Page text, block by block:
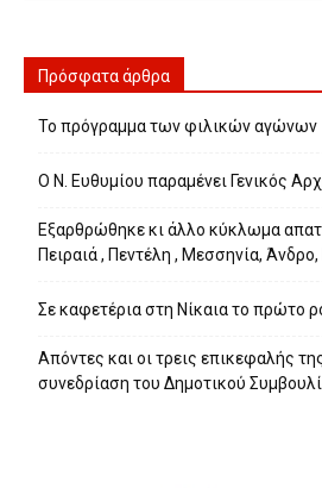
Πρόσφατα άρθρα
Το πρόγραμμα των φιλικών αγώνων
Ο Ν. Ευθυμίου παραμένει Γενικός
Εξαρθρώθηκε κι άλλο κύκλωμα
Πειραιά , Πεντέλη , Μεσσηνία, Άνδρο,
Σε καφετέρια στη Νίκαια το πρώτο
Απόντες και οι τρεις επικεφαλής
συνεδρίαση του Δημοτικού